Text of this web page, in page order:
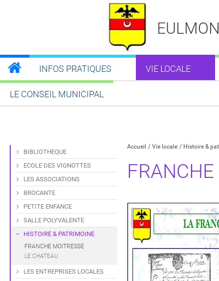
INFOS PRATIQUES VIE LOCALE
LE CONSEIL MUNICIPAL
Accueil Vie locale Histoire &
BIBLIOTHEQUE
ECOLE DES VIGNOTTES
LES ASSOCIATIONS
BROCANTE
PETITE ENFANCE
SALLE POLYVALENTE
HISTOIRE & PATRIMOINE
FRANCHE MOITRESSE
LE CHATEAU
LES ENTREPRISES LOCALES